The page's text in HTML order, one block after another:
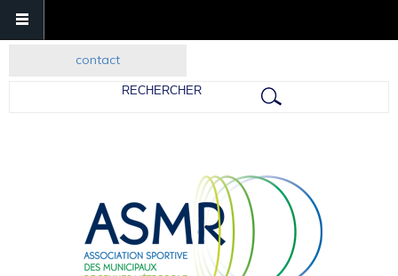
contact
Rechercher